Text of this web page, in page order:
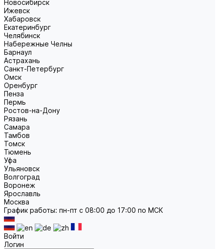
Новосибирск
Ижевск
Хабаровск
Екатеринбург
Челябинск
Набережные Челны
Барнаул
Астрахань
Санкт-Петербург
Омск
Оренбург
Пенза
Пермь
Ростов-на-Дону
Рязань
Самара
Тамбов
Томск
Тюмень
Уфа
Ульяновск
Волгоград
Воронеж
Ярославль
Москва
График работы: пн-пт с 08:00 до 17:00 по МСК
Войти
Логин